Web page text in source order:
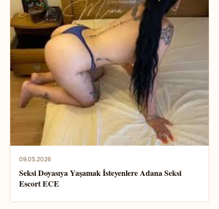
09.05.2026
Seksi Doyasıya Yaşamak İsteyenlere Adana Seksi
Escort ECE